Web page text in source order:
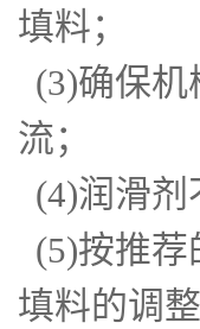
填料；
(3)确保机
流；
(4)润滑剂
(5)按推荐
填料的调